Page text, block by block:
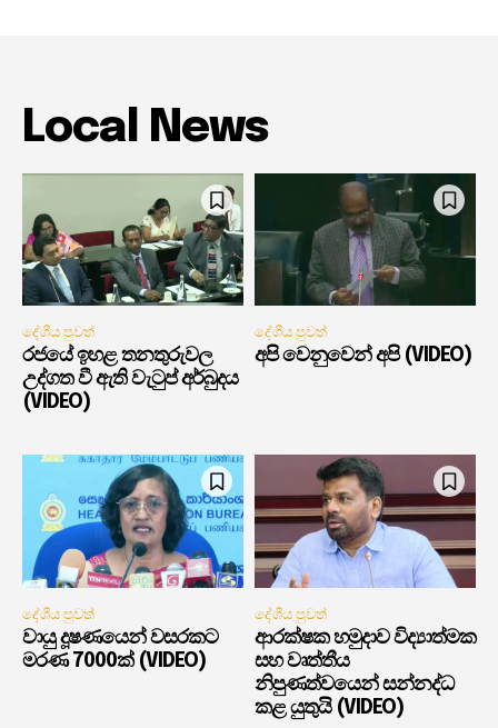
Local News
දේශීය පුවත්
රජයේ ඉහළ තනතුරුවල
උද්ගත වී ඇති වැටුප් අර්බුදය
(VIDEO)
දේශීය පුවත්
අපි වෙනුවෙන් අපි (VIDEO)
දේශීය පුවත්
වායු දූෂණයෙන් වසරකට
මරණ 7000ක් (VIDEO)
දේශීය පුවත්
ආරක්ෂක හමුදාව විද්‍යාත්මක
සහ වෘත්තීය
නිපුණත්වයෙන් සන්නද්ධ
කළ යුතුයි (VIDEO)